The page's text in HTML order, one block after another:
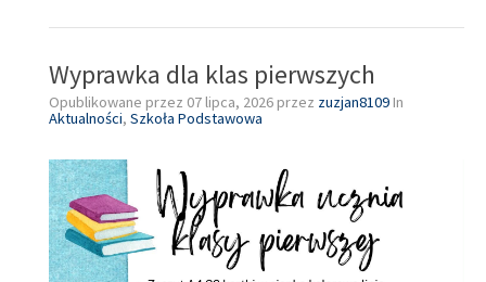
Wyprawka dla klas pierwszych
Opublikowane przez 07 lipca, 2026 przez zuzjan8109 In
Aktualności, Szkoła Podstawowa